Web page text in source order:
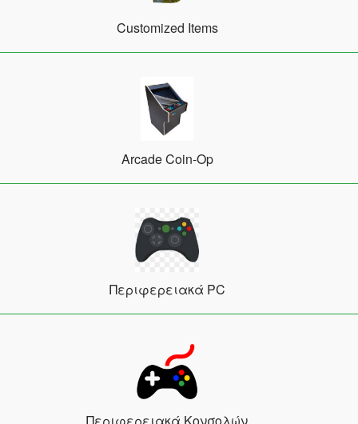
Customized Items
Arcade Coin-Op
Περιφερειακά PC
Περιφερειακά Κονσολών